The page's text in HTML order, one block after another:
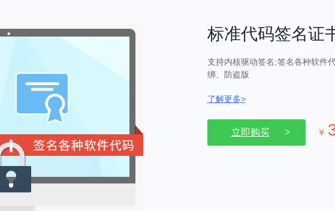
标准代码签名证
支持内核驱动签名;签名各种软件
绑、防盗版
了解更多>
立即购买 ￥